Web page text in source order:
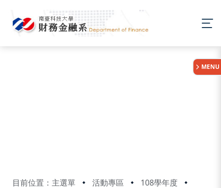
目前位置：主選單 活動專區
108學年度
MENU